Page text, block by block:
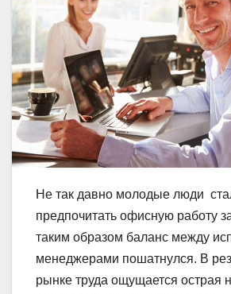
Не так давно молодые люди
предпочитать офисную работу
таким образом баланс между
менеджерами пошатнулся. В
рынке труда ощущается острая